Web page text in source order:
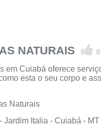
NATURAIS 0
em Cuiabá oferece
esta o seu corpo e
Naturais
Jardim Italia - Cuiabá - MT